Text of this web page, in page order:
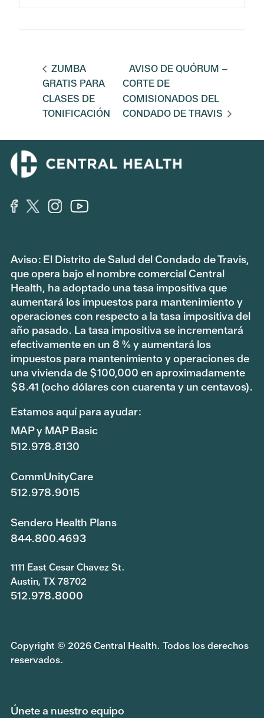
ZUMBA
GRATIS PARA
CLASES DE
TONIFICACIÓN
AVISO DE QUÓRUM –
CORTE DE
COMISIONADOS DEL
CONDADO DE TRAVIS
Aviso: El Distrito de Salud del Condado de Travis,
que opera bajo el nombre comercial Central
Health, ha adoptado una tasa impositiva que
aumentará los impuestos para mantenimiento y
operaciones con respecto a la tasa impositiva del
año pasado. La tasa impositiva se incrementará
efectivamente en un 8 % y aumentará los
impuestos para mantenimiento y operaciones de
una vivienda de $100,000 en aproximadamente
$8.41 (ocho dólares con cuarenta y un centavos).
Estamos aquí para ayudar:
MAP y MAP Basic
512.978.8130
CommUnityCare
512.978.9015
Sendero Health Plans
844.800.4693
1111 East Cesar Chavez St.
Austin, TX 78702
512.978.8000
Copyright © 2026 Central Health. Todos los derechos
reservados.
Únete a nuestro equipo